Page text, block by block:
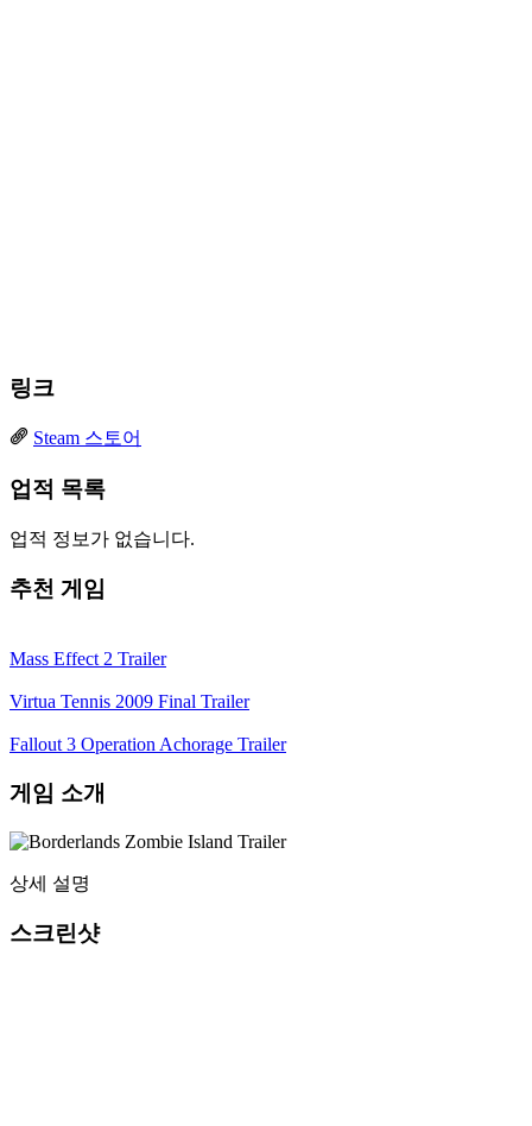
링크
Steam 스토어
업적 목록
업적 정보가 없습니다.
추천 게임
Mass Effect 2 Trailer
Virtua Tennis 2009 Final Trailer
Fallout 3 Operation Achorage Trailer
게임 소개
상세 설명
스크린샷